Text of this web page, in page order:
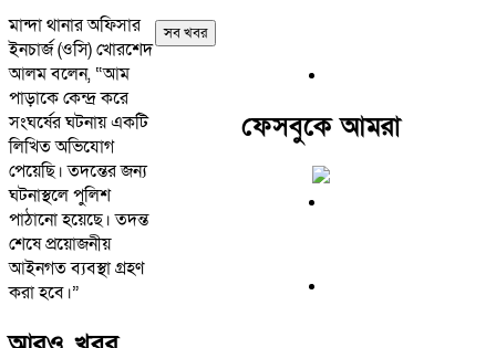
মান্দা থানার অফিসার
ইনচার্জ (ওসি) খোরশেদ
আলম বলেন, “আম
পাড়াকে কেন্দ্র করে
সংঘর্ষের ঘটনায় একটি
লিখিত অভিযোগ
পেয়েছি। তদন্তের জন্য
ঘটনাস্থলে পুলিশ
পাঠানো হয়েছে। তদন্ত
শেষে প্রয়োজনীয়
আইনগত ব্যবস্থা গ্রহণ
করা হবে।”
সব খবর
ফেসবুকে আমরা